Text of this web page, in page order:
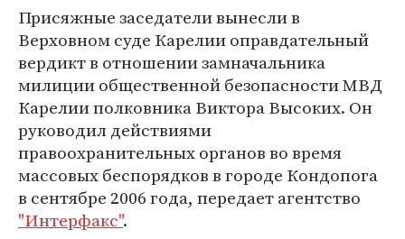
Присяжные заседатели вынесли в
Верховном суде Карелии оправдательный
вердикт в отношении замначальника
милиции общественной безопасности МВД
Карелии полковника Виктора Высоких. Он
руководил действиями
правоохранительных органов во время
массовых беспорядков в городе Кондопога
в сентябре 2006 года, передает агентство
"Интерфакс".